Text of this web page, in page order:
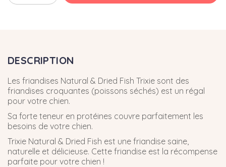
DESCRIPTION
Les friandises Natural & Dried Fish Trixie sont des
friandises croquantes (poissons séchés) est un régal
pour votre chien.
Sa forte teneur en protéines couvre parfaitement les
besoins de votre chien.
Trixie Natural & Dried Fish est une friandise saine,
naturelle et délicieuse. Cette friandise est la récompense
parfaite pour votre chien !